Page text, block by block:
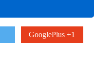
GooglePlus +1